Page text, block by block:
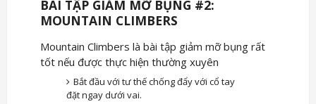
BÀI TẬP GIẢM MỠ BỤNG #2:
MOUNTAIN CLIMBERS
Mountain Climbers là bài tập giảm mỡ bụng rất
tốt nếu được thực hiện thường xuyên
Bắt đầu với tư thế chống đẩy với cổ tay
đặt ngay dưới vai.